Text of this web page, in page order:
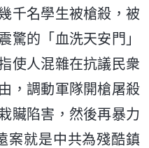
千名學生被槍殺，被
驚的「血洗天安門」
使人混雜在抗議民衆
，調動軍隊開槍屠殺
贜陷害，然後再暴力
案就是中共為殘酷鎮